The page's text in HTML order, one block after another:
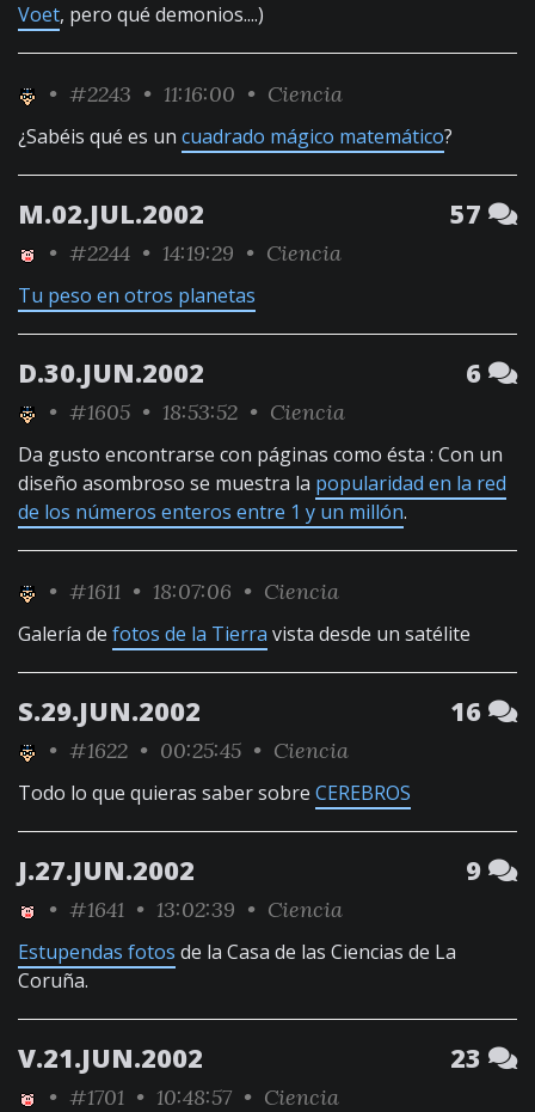
Voet, pero qué demonios....)
• #2243 • 11:16:00 • Ciencia
¿Sabéis qué es un cuadrado mágico matemático?
M.02.JUL.2002 57
• #2244 • 14:19:29 • Ciencia
Tu peso en otros planetas
D.30.JUN.2002 6
• #1605 • 18:53:52 • Ciencia
Da gusto encontrarse con páginas como ésta : Con un
diseño asombroso se muestra la popularidad en la red
de los números enteros entre 1 y un millón.
• #1611 • 18:07:06 • Ciencia
Galería de fotos de la Tierra vista desde un satélite
S.29.JUN.2002 16
• #1622 • 00:25:45 • Ciencia
Todo lo que quieras saber sobre CEREBROS
J.27.JUN.2002 9
• #1641 • 13:02:39 • Ciencia
Estupendas fotos de la Casa de las Ciencias de La
Coruña.
V.21.JUN.2002 23
• #1701 • 10:48:57 • Ciencia